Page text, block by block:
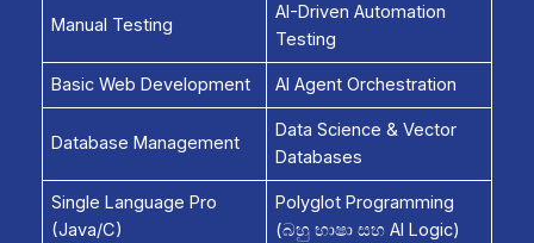
Manual Testing
AI-Driven Automation
Testing
Basic Web Development AI Agent Orchestration
Database Management
Data Science & Vector
Databases
Single Language Pro
(Java/C)
Polyglot Programming
(බහු භාෂා සහ AI Logic)